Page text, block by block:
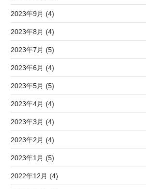
2023年9月 (4)
2023年8月 (4)
2023年7月 (5)
2023年6月 (4)
2023年5月 (5)
2023年4月 (4)
2023年3月 (4)
2023年2月 (4)
2023年1月 (5)
2022年12月 (4)